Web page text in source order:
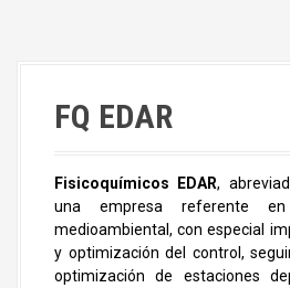
FQ EDAR
Fisicoquímicos EDAR,
una empresa referente en
medioambiental, con especial
y optimización del control,
optimización de estaciones